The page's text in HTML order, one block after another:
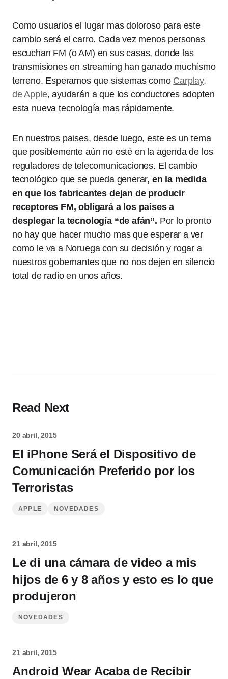
Como usuarios el lugar mas doloroso para este
cambio será el carro. Cada vez menos personas
escuchan FM (o AM) en sus casas, donde las
transmisiones en streaming han ganado muchísmo
terreno. Esperamos que sistemas como Carplay,
de Apple, ayudarán a que los conductores adopten
esta nueva tecnología mas rápidamente.
En nuestros paises, desde luego, este es un tema
que posiblemente aún no esté en la agenda de los
reguladores de telecomunicaciones. El cambio
tecnológico que se pueda generar, en la medida
en que los fabricantes dejan de producir
receptores FM, obligará a los paises a
desplegar la tecnología “de afán”. Por lo pronto
no hay que hacer mucho mas que esperar a ver
como le va a Noruega con su decisión y rogar a
nuestros gobernantes que no nos dejen en silencio
total de radio en unos años.
Read Next
20 abril, 2015
El iPhone Será el Dispositivo de
Comunicación Preferido por los
Terroristas
APPLE NOVEDADES
21 abril, 2015
Le di una cámara de video a mis
hijos de 6 y 8 años y esto es lo que
produjeron
NOVEDADES
21 abril, 2015
Android Wear Acaba de Recibir